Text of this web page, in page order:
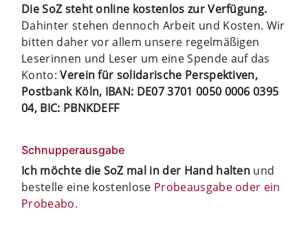
Die SoZ steht online kostenlos zur Verfügung.
Dahinter stehen dennoch Arbeit und Kosten. Wir
bitten daher vor allem unsere regelmäßigen
Leserinnen und Leser um eine Spende auf das
Konto:Verein für solidarische Perspektiven,
Postbank Köln, IBAN: DE07 3701 0050 0006 0395
04, BIC: PBNKDEFF
Schnupperausgabe
Ich möchte die SoZ mal in der Hand halten und
bestelle eine kostenlose Probeausgabe oder ein
Probeabo.